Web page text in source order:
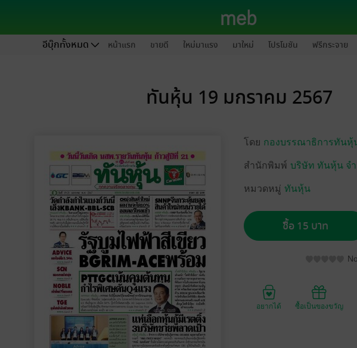
อีบุ๊กทั้งหมด หน้าแรก ขายดี ใหม่มาแรง มาใหม่ โปรโมชัน ฟรีกระจาย
ทันหุ้น 19 มกราคม 2567
โดย กองบรรณาธิการทันหุ้
สำนักพิมพ์ บริษัท ทันหุ้น จ
หมวดหมู่ ทันหุ้น
ซื้อ 15 บาท
อยากได้ ซื้อเป็นของขวัญ